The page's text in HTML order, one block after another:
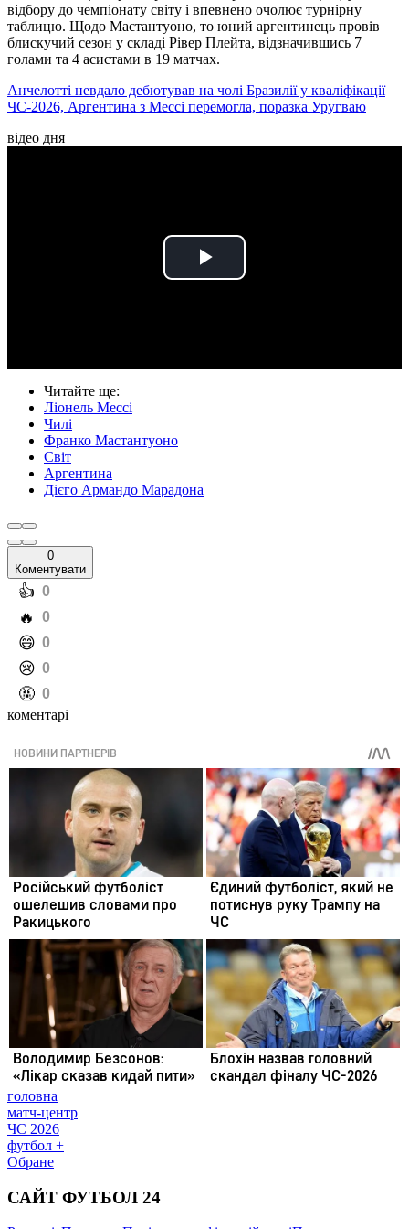
відбору до чемпіонату світу і впевнено очолює турнірну
таблицю. Щодо Мастантуоно, то юний аргентинець провів
блискучий сезон у складі Рівер Плейта, відзначившись 7
голами та 4 асистами в 19 матчах.
Анчелотті невдало дебютував на чолі Бразилії у кваліфікації
ЧС-2026, Аргентина з Мессі перемогла, поразка Уругваю
відео дня
Play
Читайте ще:
Ліонель Мессі
Чилі
Франко Мастантуоно
Світ
Аргентина
Дієго Армандо Марадона
0
Коментувати
️👍 0
️🔥 0
️😄 0
️😢 0
️🤬 0
коментарі
головна
матч-центр
ЧС 2026
футбол +
Обране
САЙТ ФУТБОЛ 24